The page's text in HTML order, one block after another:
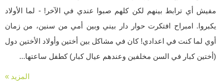
مفيش أي ترابط بينهم لكن كلهم صبوا عندي في الآخر! - لما الأولاد
يكبروا. امبراح افتكرت حوار دار بيني وبين أمي من سنين، من زمان
أوي لما كنت في اعدادي! كان في مشاكل بين أختين وأولاد الأختين دول
(أختين كبار في السن مخلفين وعندهم عيال كبار) كطفل ساعتها...
المزيد »